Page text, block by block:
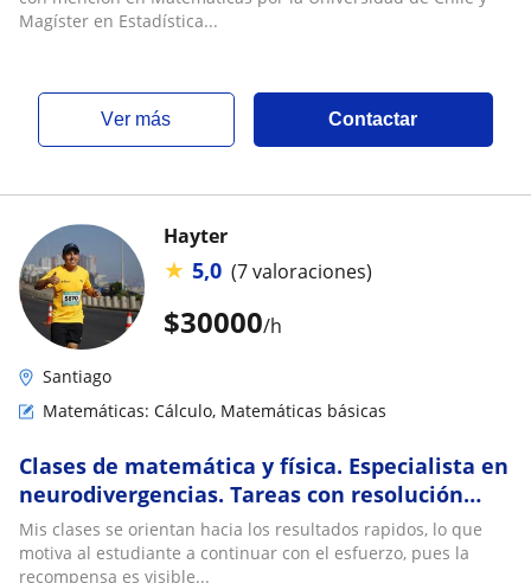
Magíster en Estadística...
ver más Contactar
$30000/h
Hayter
★ 5,0 (7 valoraciones)
Santiago
Matemáticas: Cálculo, Matemáticas básicas
Clases de matemática y física. Especialista en
neurodivergencias. Tareas con resolución
inmediata. Entrenamiento PAES
Mis clases se orientan hacia los resultados rapidos, lo que
motiva al estudiante a continuar con el esfuerzo, pues la
recompensa es visible...